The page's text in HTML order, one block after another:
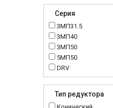
Серия
3МП31.5
3МП40
3МП50
5МП50
DRV
K..DR
MTC
Тип редуктора